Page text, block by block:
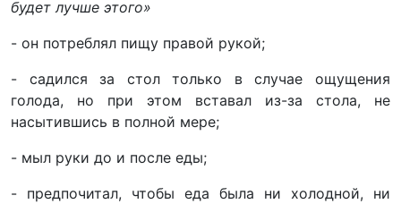
будет лучше этого»
- он потреблял пищу правой рукой;
- садился за стол только в случае ощущения
голода, но при этом вставал из-за стола, не
насытившись в полной мере;
- мыл руки до и после еды;
- предпочитал, чтобы еда была ни холодной, ни